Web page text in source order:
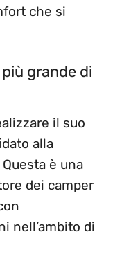
che si
grande di
il suo
alla
Questa è una
dei camper
nell’ambito di